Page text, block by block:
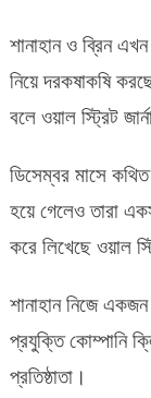
শানাহান ও ব্রিন
নিয়ে দরকষাকষি
বলে ওয়াল স্ট্রিট
ডিসেম্বর মাসে
হয়ে গেলেও তারা
করে লিখেছে ওয়াল
শানাহান নিজে
প্রযুক্তি কোম্পানি
প্রতিষ্ঠাতা।